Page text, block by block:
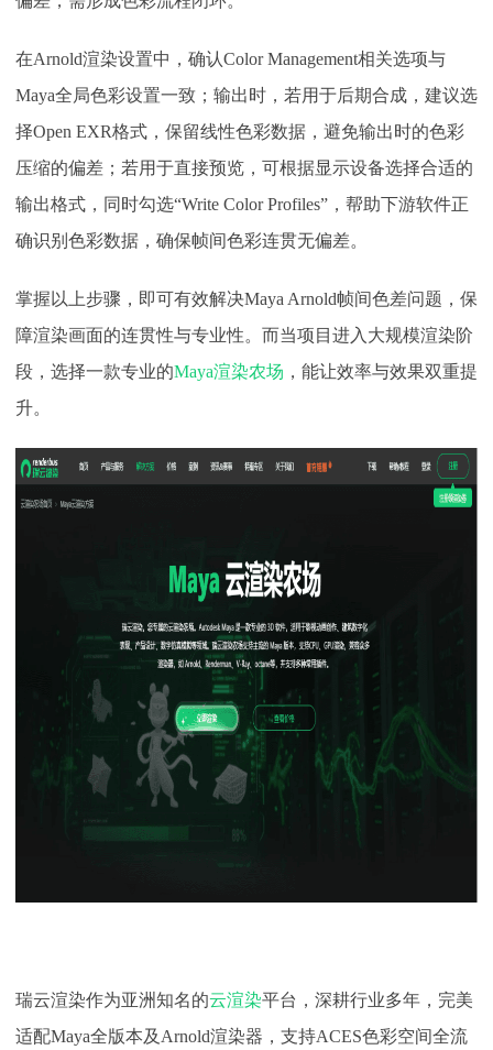
在Arnold渲染设置中，确认Color Management相关选项与
Maya全局色彩设置一致；输出时，若用于后期合成，建议选
择Open EXR格式，保留线性色彩数据，避免输出时的色彩
压缩的偏差；若用于直接预览，可根据显示设备选择合适的
输出格式，同时勾选“Write Color Profiles”，帮助下游软件正
确识别色彩数据，确保帧间色彩连贯无偏差。
掌握以上步骤，即可有效解决Maya Arnold帧间色差问题，保
障渲染画面的连贯性与专业性。而当项目进入大规模渲染阶
段，选择一款专业的Maya渲染农场 ，能让效率与效果双重提
升。
瑞云渲染作为亚洲知名的云渲染平台，深耕行业多年，完美
适配Maya全版本及Arnold渲染器，支持ACES色彩空间全流